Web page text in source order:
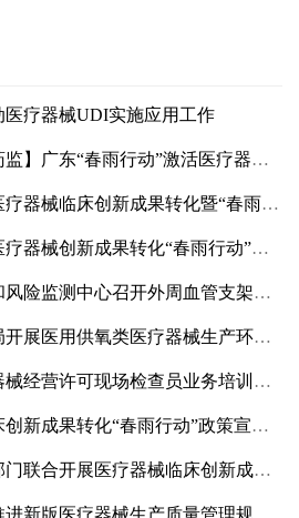
医疗器械UDI实施应用工作
广东“春雨行动”激活医疗器械创新动能
临床创新成果转化暨“春雨行动”宣贯培训会
械创新成果转化“春雨行动”推进会
中心召开外周血管支架不良事件术语研讨会
医用供氧类医疗器械生产环节专项检查
可现场检查员业务培训暨廉政纪律教育会议
行动”政策宣讲暨首批临床创新成果供需对接会在武汉举办
展医疗器械临床创新成果转化“春雨行动”
医疗器械生产质量管理规范落地实施